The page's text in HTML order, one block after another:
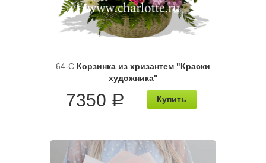
64-C Корзинка из хризантем "Краски
художника"
7350 a Купить